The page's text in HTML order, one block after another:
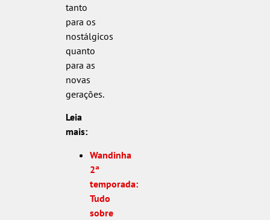
tanto
para os
nostálgicos
quanto
para as
novas
gerações.
Leia
mais:
Wandinha
2ª
temporada:
Tudo
sobre